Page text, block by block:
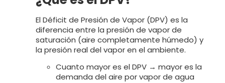
El Déficit de Presión de Vapor (DPV) es la
diferencia entre la presión de vapor de
saturación (aire completamente húmedo) y
la presión real del vapor en el ambiente.
Cuanto mayor es el DPV → mayor es la
demanda del aire por vapor de agua